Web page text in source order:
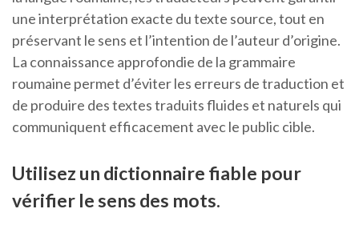
une interprétation exacte du texte source, tout en
préservant le sens et l’intention de l’auteur d’origine.
La connaissance approfondie de la grammaire
roumaine permet d’éviter les erreurs de traduction et
de produire des textes traduits fluides et naturels qui
communiquent efficacement avec le public cible.
Utilisez un dictionnaire fiable pour
vérifier le sens des mots.